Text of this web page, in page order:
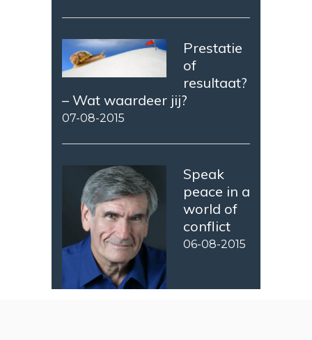
Prestatie
of
resultaat?
– Wat waardeer jij?
07-08-2015
Speak
peace in a
world of
conflict
06-08-2015